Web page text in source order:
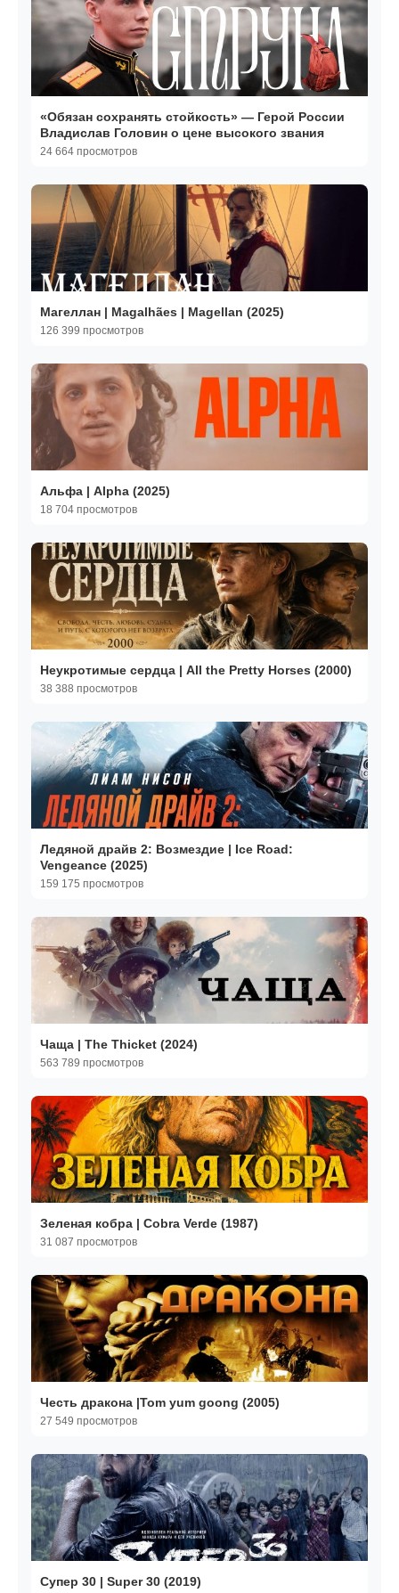
«Обязан сохранять стойкость» — Герой России
Владислав Головин о цене высокого звания
24 664 просмотров
Магеллан | Magalhães | Magellan (2025)
126 399 просмотров
Альфа | Alpha (2025)
18 704 просмотров
Неукротимые сердца | All the Pretty Horses (2000)
38 388 просмотров
Ледяной драйв 2: Возмездие | Ice Road:
Vengeance (2025)
159 175 просмотров
Чаща | The Thicket (2024)
563 789 просмотров
Зеленая кобра | Cobra Verde (1987)
31 087 просмотров
Честь дракона |Tom yum goong (2005)
27 549 просмотров
Супер 30 | Super 30 (2019)